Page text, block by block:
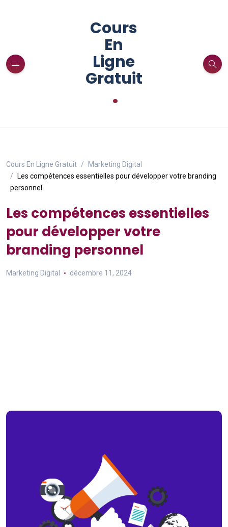
Cours
En
Ligne
Gratuit
.
Cours En Ligne Gratuit
Marketing Digital
Les compétences essentielles pour développer votre branding
personnel
Les compétences essentielles
pour développer votre
branding personnel
Marketing Digital décembre 11, 2024